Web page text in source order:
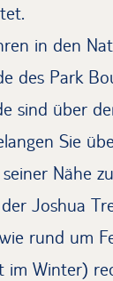
in den
des Park
sind über
Sie
Nähe
Joshua
rund um
im Winter)